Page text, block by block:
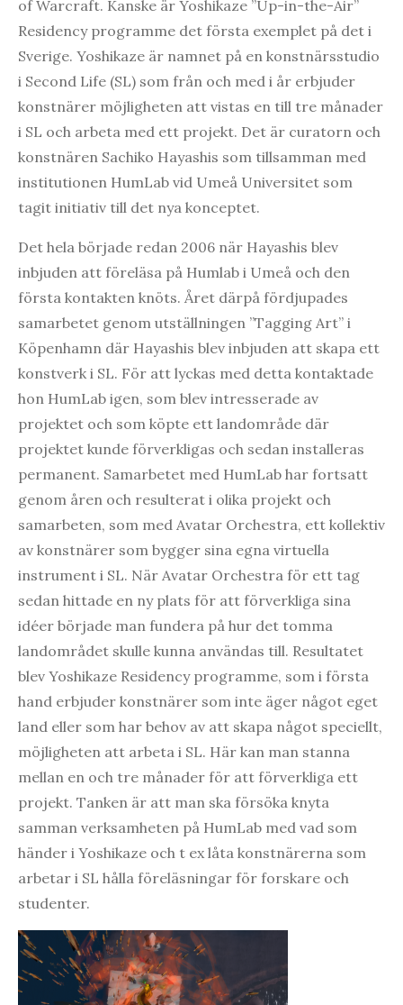
of Warcraft. Kanske är Yoshikaze ”Up-in-the-Air”
Residency programme det första exemplet på det i
Sverige. Yoshikaze är namnet på en konstnärsstudio
i Second Life (SL) som från och med i år erbjuder
konstnärer möjligheten att vistas en till tre månader
i SL och arbeta med ett projekt. Det är curatorn och
konstnären Sachiko Hayashis som tillsamman med
institutionen HumLab vid Umeå Universitet som
tagit initiativ till det nya konceptet.
Det hela började redan 2006 när Hayashis blev
inbjuden att föreläsa på Humlab i Umeå och den
första kontakten knöts. Året därpå fördjupades
samarbetet genom utställningen ”Tagging Art” i
Köpenhamn där Hayashis blev inbjuden att skapa ett
konstverk i SL. För att lyckas med detta kontaktade
hon HumLab igen, som blev intresserade av
projektet och som köpte ett landområde där
projektet kunde förverkligas och sedan installeras
permanent. Samarbetet med HumLab har fortsatt
genom åren och resulterat i olika projekt och
samarbeten, som med Avatar Orchestra, ett kollektiv
av konstnärer som bygger sina egna virtuella
instrument i SL. När Avatar Orchestra för ett tag
sedan hittade en ny plats för att förverkliga sina
idéer började man fundera på hur det tomma
landområdet skulle kunna användas till. Resultatet
blev Yoshikaze Residency programme, som i första
hand erbjuder konstnärer som inte äger något eget
land eller som har behov av att skapa något speciellt,
möjligheten att arbeta i SL. Här kan man stanna
mellan en och tre månader för att förverkliga ett
projekt. Tanken är att man ska försöka knyta
samman verksamheten på HumLab med vad som
händer i Yoshikaze och t ex låta konstnärerna som
arbetar i SL hålla föreläsningar för forskare och
studenter.